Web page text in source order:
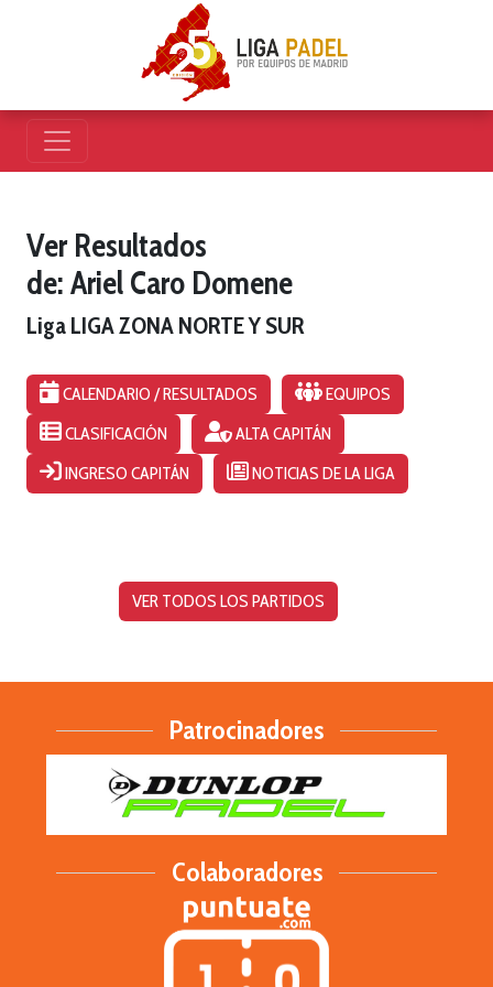
Ver Resultados
de: Ariel Caro Domene
Liga LIGA ZONA NORTE Y SUR
CALENDARIO / RESULTADOS
EQUIPOS
CLASIFICACIÓN
ALTA CAPITÁN
INGRESO CAPITÁN
NOTICIAS DE LA LIGA
VER TODOS LOS PARTIDOS
Patrocinadores
Colaboradores